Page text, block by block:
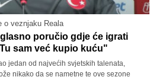
o veznjaku Reala
poručio gdje će igrati
sam već kupio kuću"
jedan od najvećih svjetskih talenata,
nikako da se nametne te ove sezone